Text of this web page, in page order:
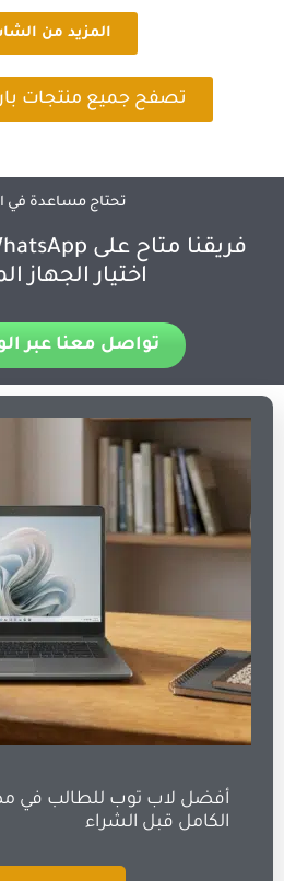
المزيد من
تصفح جميع منتجات
تحتاج مساعدة في
اختيار الجهاز
تواصل معنا عبر
الكامل قبل الشراء